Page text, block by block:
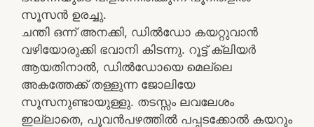
സൂസൻ ഉരച്ചു.
ചന്തി ഒന്ന് അനക്കി, ഡിൽഡോ കയറ്റുവാൻ
വഴിയോരുക്കി ഭവാനി കിടന്നു. റൂട്ട് ക്ലിയർ
ആയതിനാൽ, ഡിൽഡോയെ മെല്ലെ
അകത്തേക്ക് തള്ളുന്ന ജോലിയേ
സൂസനുണ്ടായുള്ളു. തടസ്സം ലവലേശം
ഇല്ലാതെ, പൂവൻപഴത്തിൽ പപ്പടക്കോൽ കയറും